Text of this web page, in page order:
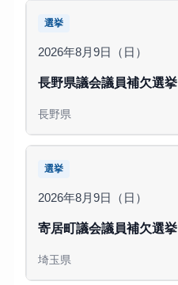
選挙
2026年8月9日（日）
長野県議会議員補欠選挙
長野県
選挙
2026年8月9日（日）
寄居町議会議員補欠選挙
埼玉県